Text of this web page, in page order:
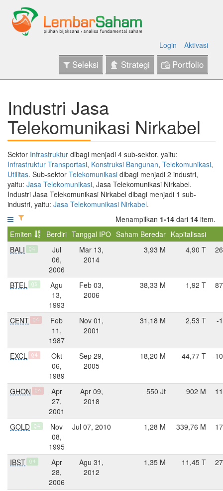
Login Aktivasi
Seleksi Strategi Portfolio
Industri Jasa
Telekomunikasi Nirkabel
Sektor Infrastruktur dibagi menjadi 4 sub-sektor, yaitu:
Infrastruktur Transportasi, Konstruksi Bangunan, Telekomunikasi,
Utilitas. Sub-sektor Telekomunikasi dibagi menjadi 2 industri,
yaitu: Jasa Telekomunikasi, Jasa Telekomunikasi Nirkabel.
Industri Jasa Telekomunikasi Nirkabel dibagi menjadi 1 sub-
industri, yaitu: Jasa Telekomunikasi Nirkabel.
Menampilkan 1-14 dari 14 item.
Emiten
Berdiri Tanggal IPO Saham Beredar Kapitalisasi
BALI
Q4
Jul
06,
2006
Mar 13,
2014
3,93 M 4,90 T
BTEL Q3
Agu
13,
1993
Feb 03,
2006
38,33 M 1,92 T
CENT Q4
Feb
11,
1987
Nov 01,
2001
31,18 M 2,53 T -
EXCL Q4
Okt
06,
1989
Sep 29,
2005
18,20 M 44,77 T -
GHON Q4
Apr
27,
2001
Apr 09,
2018
550 Jt 902 M
GOLD Q4
Nov
08,
1995
Jul 07, 2010 1,28 M 339,76 M
IBST Q4
Apr
28,
2006
Agu 31,
2012
1,35 M 11,45 T